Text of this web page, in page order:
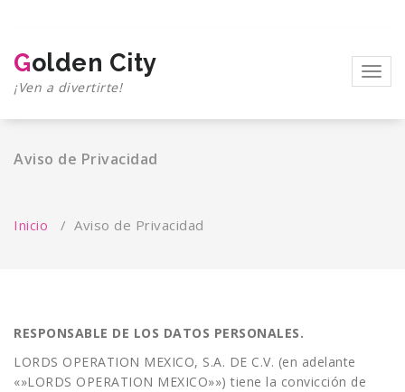
Golden City
¡Ven a divertirte!
Aviso de Privacidad
Inicio / Aviso de Privacidad
RESPONSABLE DE LOS DATOS PERSONALES.
LORDS OPERATION MEXICO, S.A. DE C.V. (en adelante
«»LORDS OPERATION MEXICO»») tiene la convicción de